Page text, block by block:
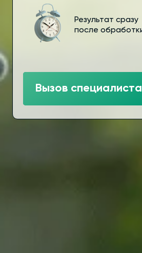
Результат сразу
после
Вызов специалиста